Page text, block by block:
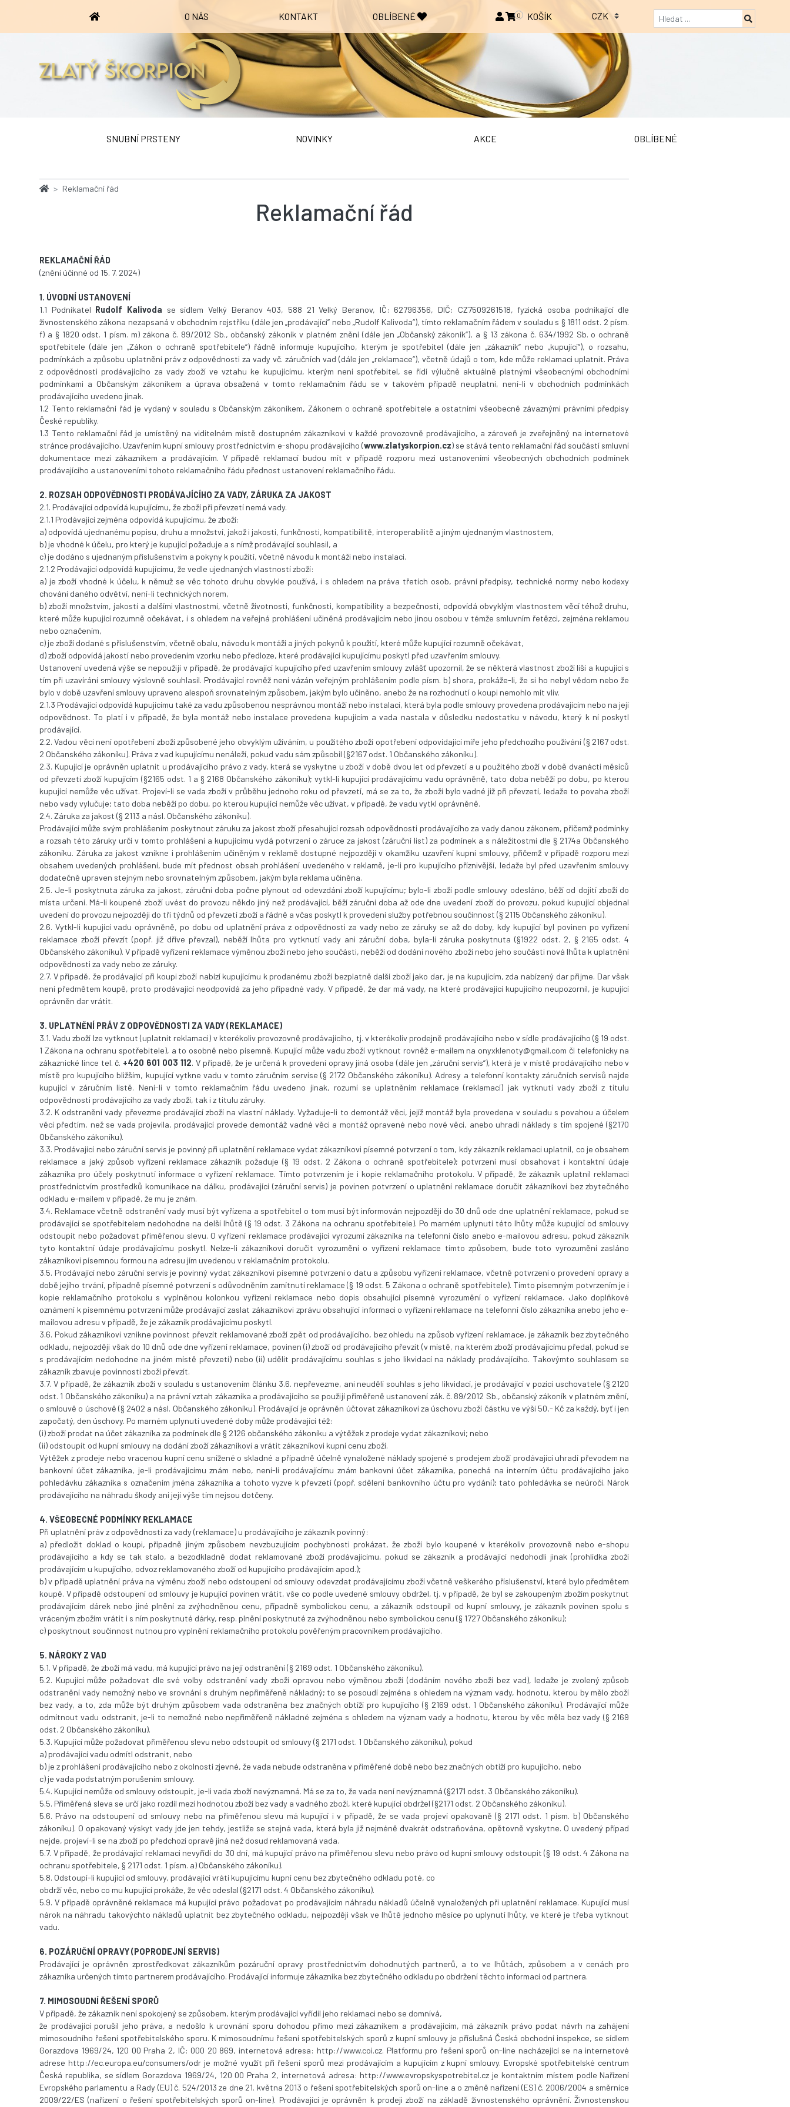
O NÁS KONTAKT OBLÍBENÉ 0 KOŠÍK
SNUBNÍ PRSTENY NOVINKY AKCE OBLÍBENÉ
Reklamační řád
Reklamační řád
REKLAMAČNÍ ŘÁD
(znění účinné od 15. 7. 2024)
1. ÚVODNÍ USTANOVENÍ
1.1 Podnikatel Rudolf Kalivoda se sídlem Velký Beranov 403, 588 21 Velký Beranov, IČ: 62796356, DIČ: CZ7509261518, fyzická osoba podnikající dle
živnostenského zákona nezapsaná v obchodním rejstříku (dále jen „prodávající“ nebo „Rudolf Kalivoda“), tímto reklamačním řádem v souladu s § 1811 odst. 2 písm.
f) a § 1820 odst. 1 písm. m) zákona č. 89/2012 Sb., občanský zákoník v platném znění (dále jen „Občanský zákoník“), a § 13 zákona č. 634/1992 Sb. o ochraně
spotřebitele (dále jen „Zákon o ochraně spotřebitele“) řádně informuje kupujícího, kterým je spotřebitel (dále jen „zákazník“ nebo „kupující“), o rozsahu,
podmínkách a způsobu uplatnění práv z odpovědnosti za vady vč. záručních vad (dále jen „reklamace“), včetně údajů o tom, kde může reklamaci uplatnit. Práva
z odpovědnosti prodávajícího za vady zboží ve vztahu ke kupujícímu, kterým není spotřebitel, se řídí výlučně aktuálně platnými všeobecnými obchodními
podmínkami a Občanským zákoníkem a úprava obsažená v tomto reklamačním řádu se v takovém případě neuplatní, není-li v obchodních podmínkách
prodávajícího uvedeno jinak.
1.2 Tento reklamační řád je vydaný v souladu s Občanským zákoníkem, Zákonem o ochraně spotřebitele a ostatními všeobecně závaznými právními předpisy
České republiky.
1.3 Tento reklamační řád je umístěný na viditelném místě dostupném zákazníkovi v každé provozovně prodávajícího, a zároveň je zveřejněný na internetové
stránce prodávajícího. Uzavřením kupní smlouvy prostřednictvím e-shopu prodávajícího (www.zlatyskorpion.cz) se stává tento reklamační řád součástí smluvní
dokumentace mezi zákazníkem a prodávajícím. V případě reklamací budou mít v případě rozporu mezi ustanoveními všeobecných obchodních podmínek
prodávajícího a ustanoveními tohoto reklamačního řádu přednost ustanovení reklamačního řádu.
2. ROZSAH ODPOVĚDNOSTI PRODÁVAJÍCÍHO ZA VADY, ZÁRUKA ZA JAKOST
2.1. Prodávající odpovídá kupujícímu, že zboží při převzetí nemá vady.
2.1.1 Prodávající zejména odpovídá kupujícímu, že zboží:
a) odpovídá ujednanému popisu, druhu a množství, jakož i jakosti, funkčnosti, kompatibilitě, interoperabilitě a jiným ujednaným vlastnostem,
b) je vhodné k účelu, pro který je kupující požaduje a s nímž prodávající souhlasil, a
c) je dodáno s ujednaným příslušenstvím a pokyny k použití, včetně návodu k montáži nebo instalaci.
2.1.2 Prodávající odpovídá kupujícímu, že vedle ujednaných vlastností zboží:
a) je zboží vhodné k účelu, k němuž se věc tohoto druhu obvykle používá, i s ohledem na práva třetích osob, právní předpisy, technické normy nebo kodexy
chování daného odvětví, není-li technických norem,
b) zboží množstvím, jakostí a dalšími vlastnostmi, včetně životnosti, funkčnosti, kompatibility a bezpečnosti, odpovídá obvyklým vlastnostem věcí téhož druhu,
které může kupující rozumně očekávat, i s ohledem na veřejná prohlášení učiněná prodávajícím nebo jinou osobou v témže smluvním řetězci, zejména reklamou
nebo označením,
c) je zboží dodané s příslušenstvím, včetně obalu, návodu k montáži a jiných pokynů k použití, které může kupující rozumně očekávat,
d) zboží odpovídá jakostí nebo provedením vzorku nebo předloze, které prodávající kupujícímu poskytl před uzavřením smlouvy.
Ustanovení uvedená výše se nepoužijí v případě, že prodávající kupujícího před uzavřením smlouvy zvlášť upozornil, že se některá vlastnost zboží liší a kupující s
tím při uzavírání smlouvy výslovně souhlasil. Prodávající rovněž není vázán veřejným prohlášením podle písm. b) shora, prokáže-li, že si ho nebyl vědom nebo že
bylo v době uzavření smlouvy upraveno alespoň srovnatelným způsobem, jakým bylo učiněno, anebo že na rozhodnutí o koupi nemohlo mít vliv.
2.1.3 Prodávající odpovídá kupujícímu také za vadu způsobenou nesprávnou montáží nebo instalací, která byla podle smlouvy provedena prodávajícím nebo na její
odpovědnost. To platí i v případě, že byla montáž nebo instalace provedena kupujícím a vada nastala v důsledku nedostatku v návodu, který k ní poskytl
prodávající.
2.2. Vadou věci není opotřebení zboží způsobené jeho obvyklým užíváním, u použitého zboží opotřebení odpovídající míře jeho předchozího používání (§ 2167 odst.
2 Občanského zákoníku). Práva z vad kupujícímu nenáleží, pokud vadu sám způsobil (§2167 odst. 1 Občanského zákoníku).
2.3. Kupující je oprávněn uplatnit u prodávajícího právo z vady, která se vyskytne u zboží v době dvou let od převzetí a u použitého zboží v době dvanácti měsíců
od převzetí zboží kupujícím (§2165 odst. 1 a § 2168 Občanského zákoníku); vytkl-li kupující prodávajícímu vadu oprávněně, tato doba neběží po dobu, po kterou
kupující nemůže věc užívat. Projeví-li se vada zboží v průběhu jednoho roku od převzetí, má se za to, že zboží bylo vadné již při převzetí, ledaže to povaha zboží
nebo vady vylučuje; tato doba neběží po dobu, po kterou kupující nemůže věc užívat, v případě, že vadu vytkl oprávněně.
2.4. Záruka za jakost (§ 2113 a násl. Občanského zákoníku).
Prodávající může svým prohlášením poskytnout záruku za jakost zboží přesahující rozsah odpovědnosti prodávajícího za vady danou zákonem, přičemž podmínky
a rozsah této záruky určí v tomto prohlášení a kupujícímu vydá potvrzení o záruce za jakost (záruční list) za podmínek a s náležitostmi dle § 2174a Občanského
zákoníku. Záruka za jakost vznikne i prohlášením učiněným v reklamě dostupné nejpozději v okamžiku uzavření kupní smlouvy, přičemž v případě rozporu mezi
obsahem uvedených prohlášení, bude mít přednost obsah prohlášení uvedeného v reklamě, je-li pro kupujícího příznivější, ledaže byl před uzavřením smlouvy
dodatečně upraven stejným nebo srovnatelným způsobem, jakým byla reklama učiněna.
2.5. Je-li poskytnuta záruka za jakost, záruční doba počne plynout od odevzdání zboží kupujícímu; bylo-li zboží podle smlouvy odesláno, běží od dojití zboží do
místa určení. Má-li koupené zboží uvést do provozu někdo jiný než prodávající, běží záruční doba až ode dne uvedení zboží do provozu, pokud kupující objednal
uvedení do provozu nejpozději do tří týdnů od převzetí zboží a řádně a včas poskytl k provedení služby potřebnou součinnost (§ 2115 Občanského zákoníku).
2.6. Vytkl-li kupující vadu oprávněně, po dobu od uplatnění práva z odpovědnosti za vady nebo ze záruky se až do doby, kdy kupující byl povinen po vyřízení
reklamace zboží převzít (popř. již dříve převzal), neběží lhůta pro vytknutí vady ani záruční doba, byla-li záruka poskytnuta (§1922 odst. 2, § 2165 odst. 4
Občanského zákoníku). V případě vyřízení reklamace výměnou zboží nebo jeho součásti, neběží od dodání nového zboží nebo jeho součásti nová lhůta k uplatnění
odpovědnosti za vady nebo ze záruky.
2.7. V případě, že prodávající při koupi zboží nabízí kupujícímu k prodanému zboží bezplatně další zboží jako dar, je na kupujícím, zda nabízený dar přijme. Dar však
není předmětem koupě, proto prodávající neodpovídá za jeho případné vady. V případě, že dar má vady, na které prodávající kupujícího neupozornil, je kupující
oprávněn dar vrátit.
3. UPLATNĚNÍ PRÁV Z ODPOVĚDNOSTI ZA VADY (REKLAMACE)
3.1. Vadu zboží lze vytknout (uplatnit reklamaci) v kterékoliv provozovně prodávajícího, tj. v kterékoliv prodejně prodávajícího nebo v sídle prodávajícího (§ 19 odst.
1 Zákona na ochranu spotřebitele), a to osobně nebo písemně. Kupující může vadu zboží vytknout rovněž e-mailem na onyxklenoty@gmail.com či telefonicky na
zákaznické lince tel. č. +420 601 003 112. V případě, že je určená k provedení opravy jiná osoba (dále jen „záruční servis“), která je v místě prodávajícího nebo v
místě pro kupujícího bližším, kupující vytkne vadu v tomto záručním servise (§ 2172 Občanského zákoníku). Adresy a telefonní kontakty záručních servisů najde
kupující v záručním listě. Není-li v tomto reklamačním řádu uvedeno jinak, rozumí se uplatněním reklamace (reklamací) jak vytknutí vady zboží z titulu
odpovědnosti prodávajícího za vady zboží, tak i z titulu záruky.
3.2. K odstranění vady převezme prodávající zboží na vlastní náklady. Vyžaduje-li to demontáž věci, jejíž montáž byla provedena v souladu s povahou a účelem
věci předtím, než se vada projevila, prodávající provede demontáž vadné věci a montáž opravené nebo nové věci, anebo uhradí náklady s tím spojené (§2170
Občanského zákoníku).
3.3. Prodávající nebo záruční servis je povinný při uplatnění reklamace vydat zákazníkovi písemné potvrzení o tom, kdy zákazník reklamaci uplatnil, co je obsahem
reklamace a jaký způsob vyřízení reklamace zákazník požaduje (§ 19 odst. 2 Zákona o ochraně spotřebitele); potvrzení musí obsahovat i kontaktní údaje
zákazníka pro účely poskytnutí informace o vyřízení reklamace. Tímto potvrzením je i kopie reklamačního protokolu. V případě, že zákazník uplatnil reklamaci
prostřednictvím prostředků komunikace na dálku, prodávající (záruční servis) je povinen potvrzení o uplatnění reklamace doručit zákazníkovi bez zbytečného
odkladu e-mailem v případě, že mu je znám.
3.4. Reklamace včetně odstranění vady musí být vyřízena a spotřebitel o tom musí být informován nejpozději do 30 dnů ode dne uplatnění reklamace, pokud se
prodávající se spotřebitelem nedohodne na delší lhůtě (§ 19 odst. 3 Zákona na ochranu spotřebitele). Po marném uplynutí této lhůty může kupující od smlouvy
odstoupit nebo požadovat přiměřenou slevu. O vyřízení reklamace prodávající vyrozumí zákazníka na telefonní číslo anebo e-mailovou adresu, pokud zákazník
tyto kontaktní údaje prodávajícímu poskytl. Nelze-li zákazníkovi doručit vyrozumění o vyřízení reklamace tímto způsobem, bude toto vyrozumění zasláno
zákazníkovi písemnou formou na adresu jím uvedenou v reklamačním protokolu.
3.5. Prodávající nebo záruční servis je povinný vydat zákazníkovi písemné potvrzení o datu a způsobu vyřízení reklamace, včetně potvrzení o provedení opravy a
době jejího trvání, případně písemné potvrzení s odůvodněním zamítnutí reklamace (§ 19 odst. 5 Zákona o ochraně spotřebitele). Tímto písemným potvrzením je i
kopie reklamačního protokolu s vyplněnou kolonkou vyřízení reklamace nebo dopis obsahující písemné vyrozumění o vyřízení reklamace. Jako doplňkové
oznámení k písemnému potvrzení může prodávající zaslat zákazníkovi zprávu obsahující informaci o vyřízení reklamace na telefonní číslo zákazníka anebo jeho e-
mailovou adresu v případě, že je zákazník prodávajícímu poskytl.
3.6. Pokud zákazníkovi vznikne povinnost převzít reklamované zboží zpět od prodávajícího, bez ohledu na způsob vyřízení reklamace, je zákazník bez zbytečného
odkladu, nejpozději však do 10 dnů ode dne vyřízení reklamace, povinen (i) zboží od prodávajícího převzít (v místě, na kterém zboží prodávajícímu předal, pokud se
s prodávajícím nedohodne na jiném místě převzetí) nebo (ii) udělit prodávajícímu souhlas s jeho likvidací na náklady prodávajícího. Takovýmto souhlasem se
zákazník zbavuje povinnosti zboží převzít.
3.7. V případě, že zákazník zboží v souladu s ustanovením článku 3.6. nepřevezme, ani neudělí souhlas s jeho likvidací, je prodávající v pozici uschovatele (§ 2120
odst. 1 Občanského zákoníku) a na právní vztah zákazníka a prodávajícího se použijí přiměřeně ustanovení zák. č. 89/2012 Sb., občanský zákoník v platném znění,
o smlouvě o úschově (§ 2402 a násl. Občanského zákoníku). Prodávající je oprávněn účtovat zákazníkovi za úschovu zboží částku ve výši 50,- Kč za každý, byť i jen
započatý, den úschovy. Po marném uplynutí uvedené doby může prodávající též:
(i) zboží prodat na účet zákazníka za podmínek dle § 2126 občanského zákoníku a výtěžek z prodeje vydat zákazníkovi; nebo
(ii) odstoupit od kupní smlouvy na dodání zboží zákazníkovi a vrátit zákazníkovi kupní cenu zboží.
Výtěžek z prodeje nebo vracenou kupní cenu snížené o skladné a případně účelně vynaložené náklady spojené s prodejem zboží prodávající uhradí převodem na
bankovní účet zákazníka, je-li prodávajícímu znám nebo, není-li prodávajícímu znám bankovní účet zákazníka, ponechá na interním účtu prodávajícího jako
pohledávku zákazníka s označením jména zákazníka a tohoto vyzve k převzetí (popř. sdělení bankovního účtu pro vydání); tato pohledávka se neúročí. Nárok
prodávajícího na náhradu škody ani její výše tím nejsou dotčeny.
4. VŠEOBECNÉ PODMÍNKY REKLAMACE
Při uplatnění práv z odpovědnosti za vady (reklamace) u prodávajícího je zákazník povinný:
a) předložit doklad o koupi, případně jiným způsobem nevzbuzujícím pochybnosti prokázat, že zboží bylo koupené v kterékoliv provozovně nebo e-shopu
prodávajícího a kdy se tak stalo, a bezodkladně dodat reklamované zboží prodávajícímu, pokud se zákazník a prodávající nedohodli jinak (prohlídka zboží
prodávajícím u kupujícího, odvoz reklamovaného zboží od kupujícího prodávajícím apod.);
b) v případě uplatnění práva na výměnu zboží nebo odstoupení od smlouvy odevzdat prodávajícímu zboží včetně veškerého příslušenství, které bylo předmětem
koupě. V případě odstoupení od smlouvy je kupující povinen vrátit, vše co podle uvedené smlouvy obdržel, tj. v případě, že byl se zakoupeným zbožím poskytnut
prodávajícím dárek nebo jiné plnění za zvýhodněnou cenu, případně symbolickou cenu, a zákazník odstoupil od kupní smlouvy, je zákazník povinen spolu s
vráceným zbožím vrátit i s ním poskytnuté dárky, resp. plnění poskytnuté za zvýhodněnou nebo symbolickou cenu (§ 1727 Občanského zákoníku);
c) poskytnout součinnost nutnou pro vyplnění reklamačního protokolu pověřeným pracovníkem prodávajícího.
5. NÁROKY Z VAD
5.1. V případě, že zboží má vadu, má kupující právo na její odstranění (§ 2169 odst. 1 Občanského zákoníku).
5.2. Kupující může požadovat dle své volby odstranění vady zboží opravou nebo výměnou zboží (dodáním nového zboží bez vad), ledaže je zvolený způsob
odstranění vady nemožný nebo ve srovnání s druhým nepřiměřeně nákladný; to se posoudí zejména s ohledem na význam vady, hodnotu, kterou by mělo zboží
bez vady, a to, zda může být druhým způsobem vada odstraněna bez značných obtíží pro kupujícího (§ 2169 odst. 1 Občanského zákoníku). Prodávající může
odmítnout vadu odstranit, je-li to nemožné nebo nepřiměřeně nákladné zejména s ohledem na význam vady a hodnotu, kterou by věc měla bez vady (§ 2169
odst. 2 Občanského zákoníku).
5.3. Kupující může požadovat přiměřenou slevu nebo odstoupit od smlouvy (§ 2171 odst. 1 Občanského zákoníku), pokud
a) prodávající vadu odmítl odstranit, nebo
b) je z prohlášení prodávajícího nebo z okolností zjevné, že vada nebude odstraněna v přiměřené době nebo bez značných obtíží pro kupujícího, nebo
c) je vada podstatným porušením smlouvy.
5.4. Kupující nemůže od smlouvy odstoupit, je-li vada zboží nevýznamná. Má se za to, že vada není nevýznamná (§2171 odst. 3 Občanského zákoníku).
5.5. Přiměřená sleva se určí jako rozdíl mezi hodnotou zboží bez vady a vadného zboží, které kupující obdržel (§2171 odst. 2 Občanského zákoníku).
5.6. Právo na odstoupení od smlouvy nebo na přiměřenou slevu má kupující i v případě, že se vada projeví opakovaně (§ 2171 odst. 1 písm. b) Občanského
zákoníku). O opakovaný výskyt vady jde jen tehdy, jestliže se stejná vada, která byla již nejméně dvakrát odstraňována, opětovně vyskytne. O uvedený případ
nejde, projeví-li se na zboží po předchozí opravě jiná než dosud reklamovaná vada.
5.7. V případě, že prodávající reklamaci nevyřídí do 30 dní, má kupující právo na přiměřenou slevu nebo právo od kupní smlouvy odstoupit (§ 19 odst. 4 Zákona na
ochranu spotřebitele, § 2171 odst. 1 písm. a) Občanského zákoníku).
5.8. Odstoupí-li kupující od smlouvy, prodávající vrátí kupujícímu kupní cenu bez zbytečného odkladu poté, co
obdrží věc, nebo co mu kupující prokáže, že věc odeslal (§2171 odst. 4 Občanského zákoníku).
5.9. V případě oprávněné reklamace má kupující právo požadovat po prodávajícím náhradu nákladů účelně vynaložených při uplatnění reklamace. Kupující musí
nárok na náhradu takovýchto nákladů uplatnit bez zbytečného odkladu, nejpozději však ve lhůtě jednoho měsíce po uplynutí lhůty, ve které je třeba vytknout
vadu.
6. POZÁRUČNÍ OPRAVY (POPRODEJNÍ SERVIS)
Prodávající je oprávněn zprostředkovat zákazníkům pozáruční opravy prostřednictvím dohodnutých partnerů, a to ve lhůtách, způsobem a v cenách pro
zákazníka určených tímto partnerem prodávajícího. Prodávající informuje zákazníka bez zbytečného odkladu po obdržení těchto informací od partnera.
7. MIMOSOUDNÍ ŘEŠENÍ SPORŮ
V případě, že zákazník není spokojený se způsobem, kterým prodávající vyřídil jeho reklamaci nebo se domnívá,
že prodávající porušil jeho práva, a nedošlo k urovnání sporu dohodou přímo mezi zákazníkem a prodávajícím, má zákazník právo podat návrh na zahájení
mimosoudního řešení spotřebitelského sporu. K mimosoudnímu řešení spotřebitelských sporů z kupní smlouvy je příslušná Česká obchodní inspekce, se sídlem
Gorazdova 1969/24, 120 00 Praha 2, IČ: 000 20 869, internetová adresa: http://www.coi.cz. Platformu pro řešení sporů on-line nacházející se na internetové
adrese http://ec.europa.eu/consumers/odr je možné využít při řešení sporů mezi prodávajícím a kupujícím z kupní smlouvy. Evropské spotřebitelské centrum
Česká republika, se sídlem Gorazdova 1969/24, 120 00 Praha 2, internetová adresa: http://www.evropskyspotrebitel.cz je kontaktním místem podle Nařízení
Evropského parlamentu a Rady (EU) č. 524/2013 ze dne 21. května 2013 o řešení spotřebitelských sporů on-line a o změně nařízení (ES) č. 2006/2004 a směrnice
2009/22/ES (nařízení o řešení spotřebitelských sporů on-line). Prodávající je oprávněn k prodeji zboží na základě živnostenského oprávnění. Živnostenskou